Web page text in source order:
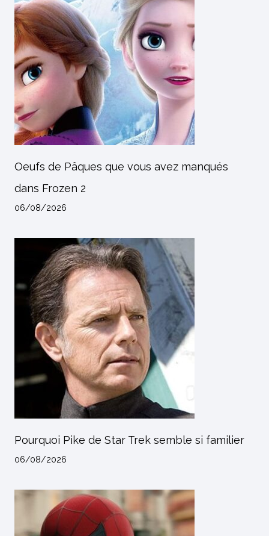
Oeufs de Pâques que vous avez manqués
dans Frozen 2
06/08/2026
Pourquoi Pike de Star Trek semble si familier
06/08/2026